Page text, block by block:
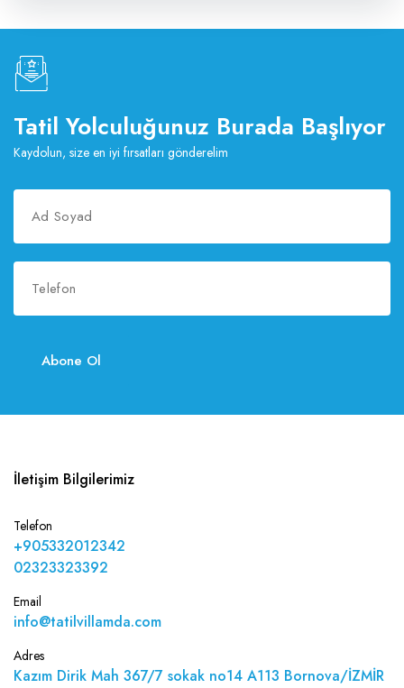
Tatil Yolculuğunuz Burada Başlıyor
Kaydolun, size en iyi fırsatları gönderelim
Abone Ol
İletişim Bilgilerimiz
Telefon
+905332012342
02323323392
Email
info@tatilvillamda.com
Adres
Kazım Dirik Mah 367/7 sokak no14 A113 Bornova/İZMİR